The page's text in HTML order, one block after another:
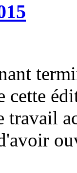
cette
travail